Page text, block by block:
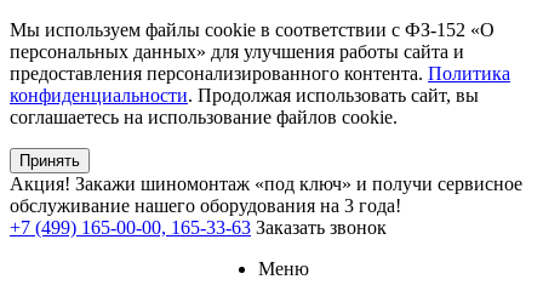
Мы используем файлы cookie в соответствии с ФЗ-152 «О
персональных данных» для улучшения работы сайта и
предоставления персонализированного контента. Политика
конфиденциальности. Продолжая использовать сайт, вы
соглашаетесь на использование файлов cookie.
Принять
Акция! Закажи шиномонтаж «под ключ» и получи сервисное
обслуживание нашего оборудования на 3 года!
+7 (499) 165-00-00, 165-33-63 Заказать звонок
Меню